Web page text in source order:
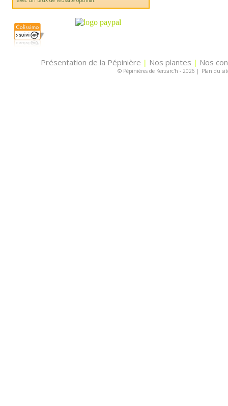
Présentation de la Pépinière | Nos plantes | Nos
© Pépinières de Kerzarc'h - 2026 | Plan du